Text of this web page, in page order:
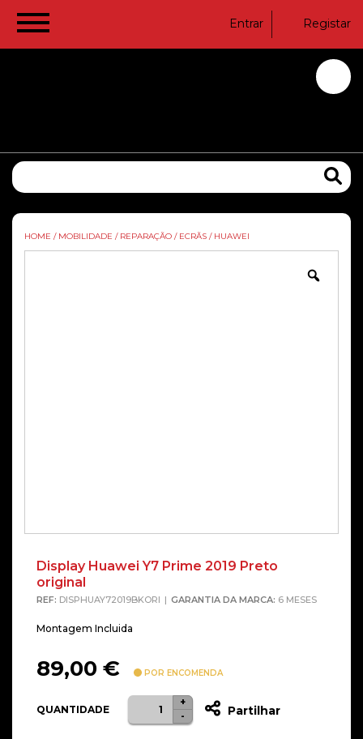
Entrar Registar
HOME / MOBILIDADE / REPARAÇÃO / ECRÃS / HUAWEI
Display Huawei Y7 Prime 2019 Preto
original
REF: DISPHUAY72019BKORI GARANTIA DA MARCA: 6 MESES
Montagem Incluida
89,00 € POR ENCOMENDA
QUANTIDADE
Quantidade
de
-
+
Partilhar